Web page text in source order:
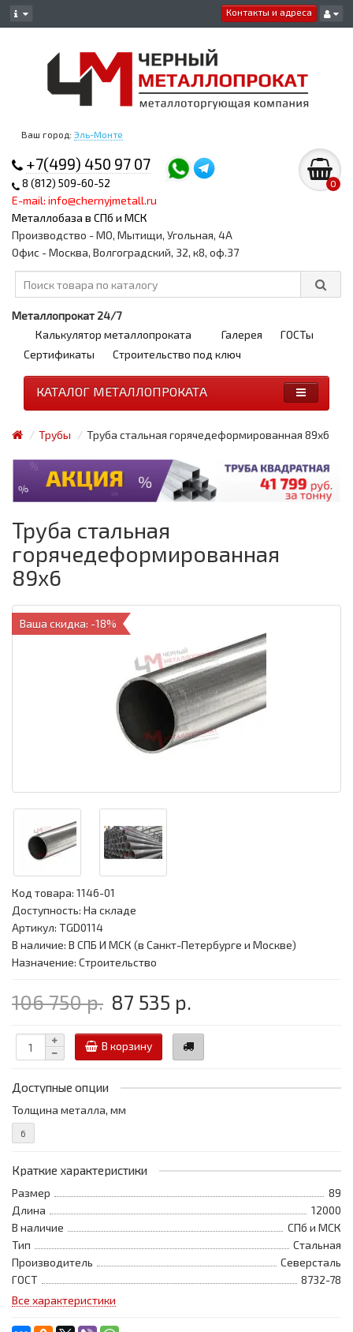
Контакты и адреса
Ваш город: Эль-Монте
+7(499) 450 97 07
8 (812) 509-60-52
E-mail: info@chernyjmetall.ru
Металлобаза в СПб и МСК
0
Производство - МО, Мытищи, Угольная, 4А
Офис - Москва, Волгоградский, 32, к8, оф.37
Металлопрокат 24/7
Калькулятор металлопроката
Галерея
ГОСТы
Сертификаты
Строительство под ключ
КАТАЛОГ МЕТАЛЛОПРОКАТА
Трубы Труба стальная горячедеформированная 89x6
Труба стальная
горячедеформированная
89x6
Ваша скидка: -18%
Код товара: 1146-01
Доступность: На складе
Артикул: TGD0114
В наличие: В СПБ И МСК (в Санкт-Петербурге и Москве)
Назначение: Строительство
106 750 р. 87 535 р.
В корзину
Доступные опции
Толщина металла, мм
6
Краткие характеристики
Размер
89
Длина
12000
В наличие
СПб и МСК
Тип
Стальная
Производитель
Северсталь
ГОСТ
8732-78
Все характеристики